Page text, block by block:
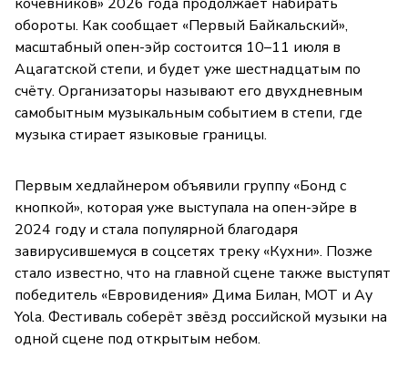
обороты. Как сообщает «Первый Байкальский»,
масштабный опен-эйр состоится 10–11 июля в
Ацагатской степи, и будет уже шестнадцатым по
счёту. Организаторы называют его двухдневным
самобытным музыкальным событием в степи, где
музыка стирает языковые границы.
Первым хедлайнером объявили группу «Бонд с
кнопкой», которая уже выступала на опен-эйре в
2024 году и стала популярной благодаря
завирусившемуся в соцсетях треку «Кухни». Позже
стало известно, что на главной сцене также выступят
победитель «Евровидения» Дима Билан, MOT и Ay
Yola. Фестиваль соберёт звёзд российской музыки на
одной сцене под открытым небом.